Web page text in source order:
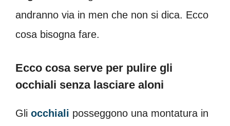
andranno via in men che non si dica. Ecco
cosa bisogna fare.
Ecco cosa serve per pulire gli
occhiali senza lasciare aloni
Gli occhiali posseggono una montatura in